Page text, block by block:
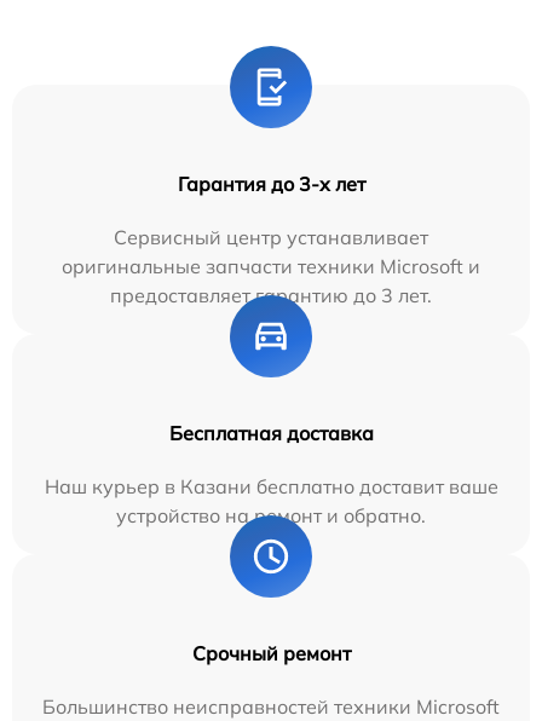
Гарантия до 3-х лет
Сервисный центр устанавливает
оригинальные запчасти техники Microsoft и
предоставляет гарантию до 3 лет.
Бесплатная доставка
Наш курьер в Казани бесплатно доставит ваше
устройство на ремонт и обратно.
Срочный ремонт
Большинство неисправностей техники Microsoft